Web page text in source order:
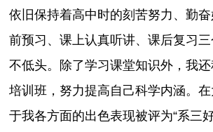
依旧保持着高中时的刻苦努力、勤
前预习、课上认真听讲、课后复习
不低头。除了学习课堂知识外，我
培训班，努力提高自己科学内涵。
于我各方面的出色表现被评为“系三